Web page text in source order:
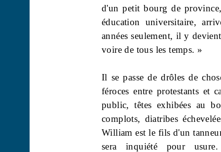
d'un petit bourg de
éducation universitaire,
années seulement, il y
voire de tous les temps. »
Il se passe de drôles de
féroces entre protestants et
public, têtes exhibées au
complots, diatribes
William est le fils d'un
sera inquiété pour